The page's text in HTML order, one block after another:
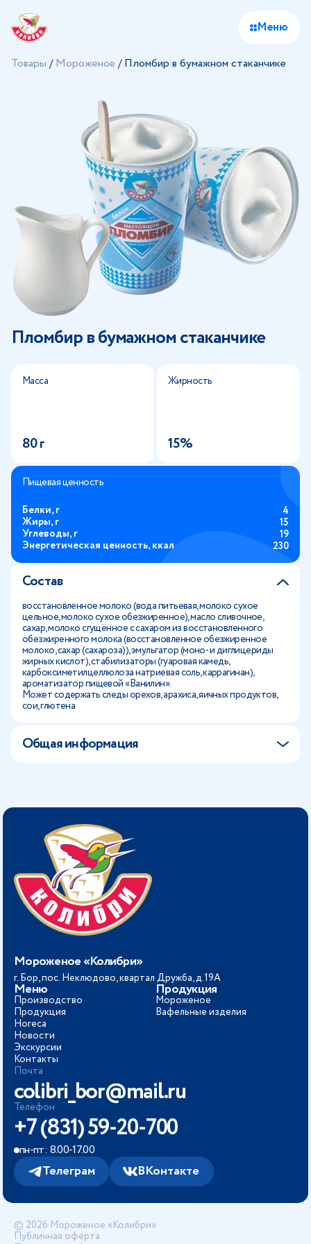
Меню
Товары /Мороженое /Пломбир в бумажном стаканчике
Пломбир в бумажном стаканчике
Масса
80 г
Жирность
15%
Пищевая ценность
Белки, г 4
Жиры, г 15
Углеводы, г 19
Энергетическая ценность, ккал 230
Состав
восстановленное молоко (вода питьевая, молоко сухое
цельное, молоко сухое обезжиренное), масло сливочное,
сахар, молоко сгущённое с сахаром из восстановленного
обезжиренного молока (восстановленное обезжиренное
молоко, сахар (сахароза)), эмульгатор (моно- и диглицериды
жирных кислот), стабилизаторы (гуаровая камедь,
карбоксиметилцеллюлоза натриевая соль, каррагинан),
ароматизатор пищевой «Ванилин».
Может содержать следы орехов, арахиса, яичных продуктов,
сои, глютена
Общая информация
Мороженое «Колибри»
г. Бор, пос. Неклюдово, квартал Дружба, д.19А
Меню
Производство
Продукция
Horeca
Новости
Экскурсии
Контакты
Продукция
Мороженое
Вафельные изделия
Почта
colibri_bor@mail.ru
Телефон
+7 (831) 59-20-700
пн-пт: 8.00-17.00
Телеграм ВКонтакте
© 2026 Мороженое «Колибри»
Публичная оферта